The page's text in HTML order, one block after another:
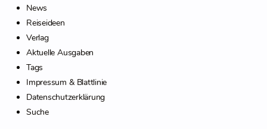
News
Reiseideen
Verlag
Aktuelle Ausgaben
Tags
Impressum & Blattlinie
Datenschutzerklärung
Suche